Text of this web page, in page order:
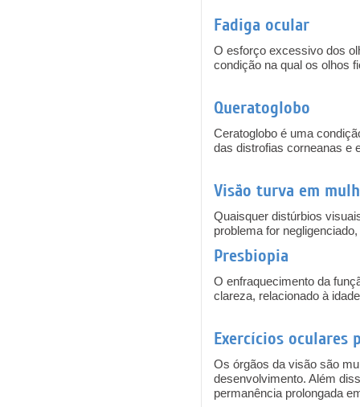
Fadiga ocular
O esforço excessivo dos
condição na qual os olhos
Queratoglobo
Ceratoglobo é uma
das distrofias corneanas e
Visão turva em
Quaisquer distúrbios
problema for
Presbiopia
O enfraquecimento da
clareza, relacionado à
Exercícios oculares
Os órgãos da visão são
desenvolvimento. Além
permanência prolongada